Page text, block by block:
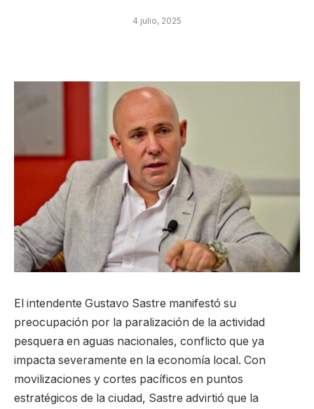
4 julio, 2025
El intendente Gustavo Sastre manifestó su
preocupación por la paralización de la actividad
pesquera en aguas nacionales, conflicto que ya
impacta severamente en la economía local. Con
movilizaciones y cortes pacíficos en puntos
estratégicos de la ciudad, Sastre advirtió que la